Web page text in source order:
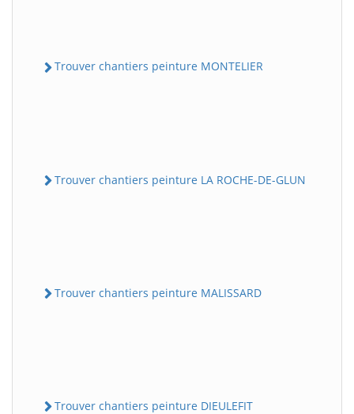
Trouver chantiers peinture MONTELIER
Trouver chantiers peinture LA ROCHE-DE-GLUN
Trouver chantiers peinture MALISSARD
Trouver chantiers peinture DIEULEFIT